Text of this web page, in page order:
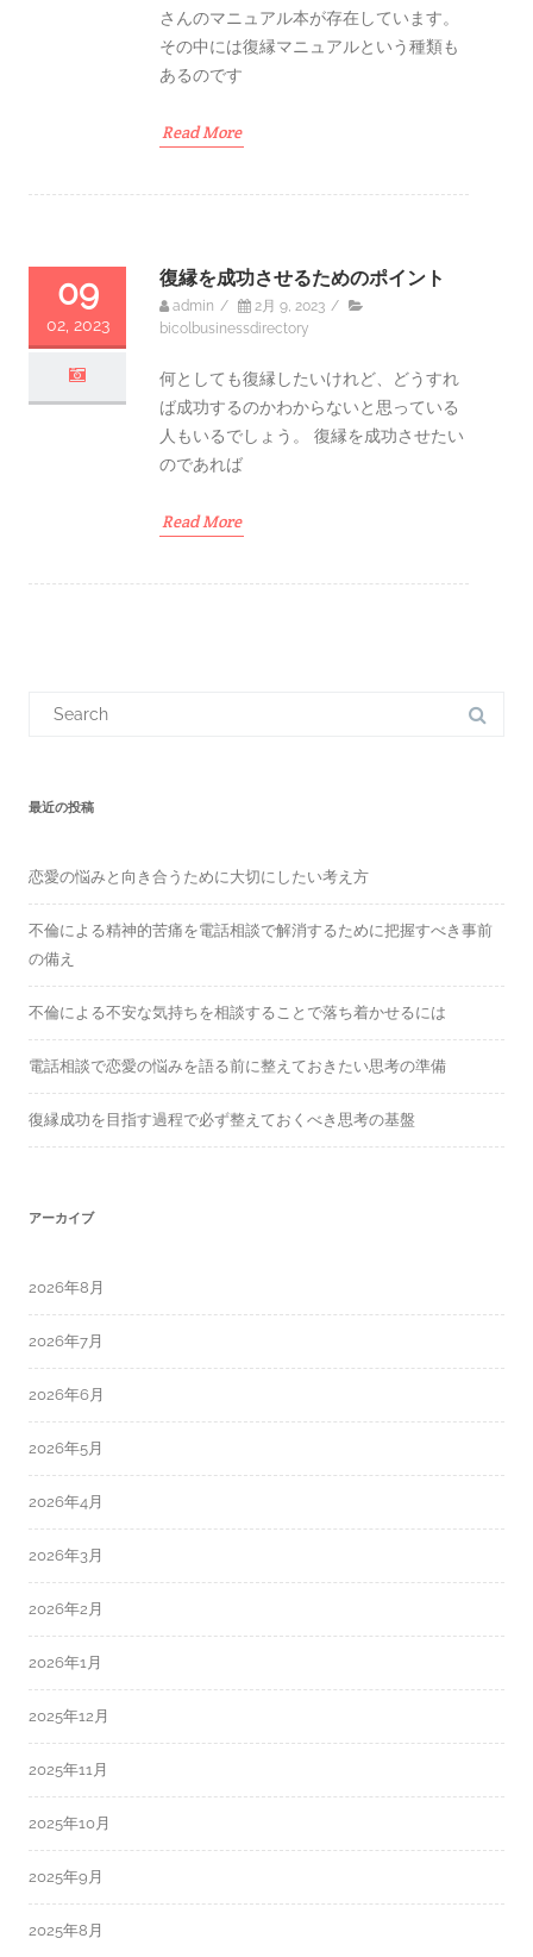
さんのマニュアル本が存在しています。
その中には復縁マニュアルという種類も
あるのです
Read More
09
02, 2023
復縁を成功させるためのポイント
admin / 2月 9, 2023 /
bicolbusinessdirectory
何としても復縁したいけれど、どうすれ
ば成功するのかわからないと思っている
人もいるでしょう。 復縁を成功させたい
のであれば
Read More
f
o
最近の投稿
恋愛の悩みと向き合うために大切にしたい考え方
不倫による精神的苦痛を電話相談で解消するために把握すべき事前
の備え
不倫による不安な気持ちを相談することで落ち着かせるには
電話相談で恋愛の悩みを語る前に整えておきたい思考の準備
復縁成功を目指す過程で必ず整えておくべき思考の基盤
アーカイブ
2026年8月
2026年7月
2026年6月
2026年5月
2026年4月
2026年3月
2026年2月
2026年1月
2025年12月
2025年11月
2025年10月
2025年9月
2025年8月